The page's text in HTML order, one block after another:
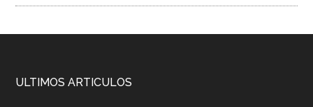
ULTIMOS ARTICULOS